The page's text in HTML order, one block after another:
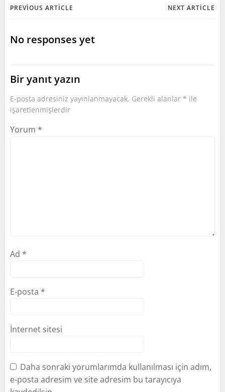
Post
navigation
PREVIOUS ARTICLE NEXT ARTICLE
No responses yet
Bir yanıt yazın
E-posta adresiniz yayınlanmayacak. Gerekli alanlar * ile
işaretlenmişlerdir
Yorum *
Ad *
E-posta *
İnternet sitesi
Daha sonraki yorumlarımda kullanılması için adım,
e-posta adresim ve site adresim bu tarayıcıya